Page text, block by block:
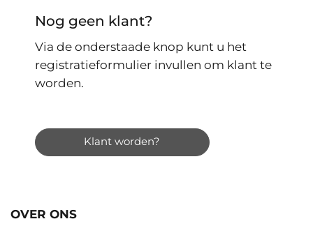
Nog geen klant?
Via de onderstaade knop kunt u het
registratieformulier invullen om klant te
worden.
Klant worden?
OVER ONS